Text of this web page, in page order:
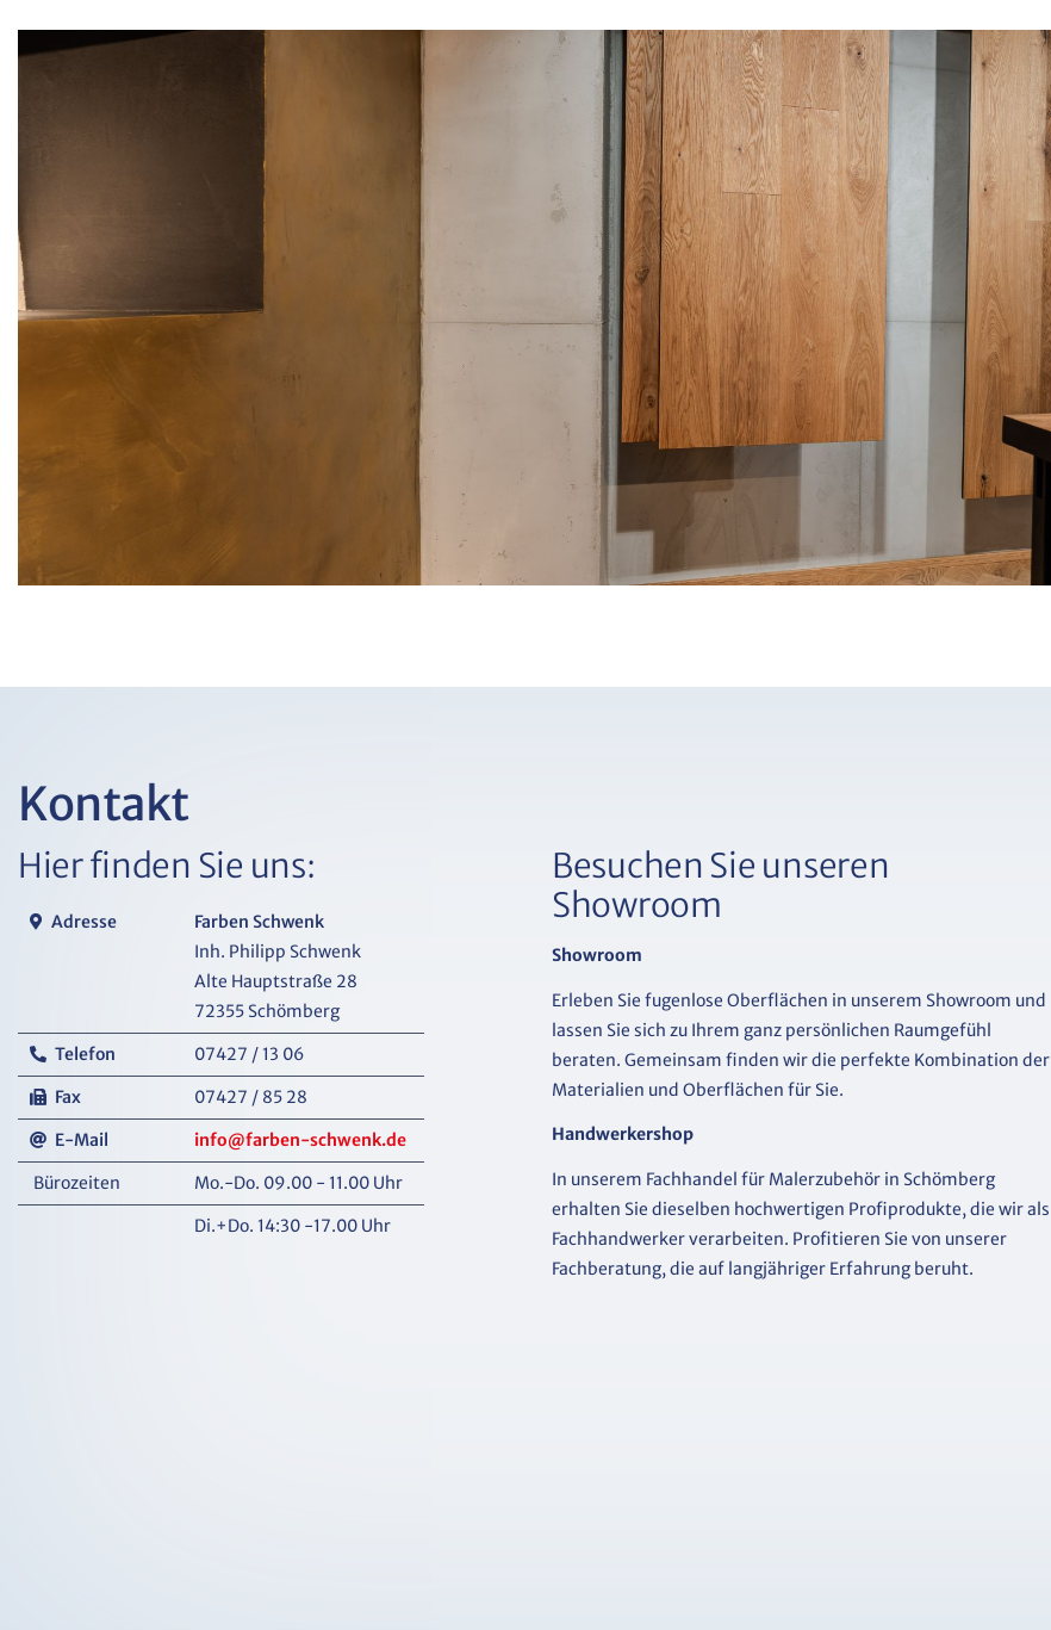
Kontakt
Hier finden Sie uns:
Adresse
Farben Schwenk
Inh. Philipp Schwenk
Alte Hauptstraße 28
72355 Schömberg
Telefon
07427 / 13 06
Fax
07427 / 85 28
E-Mail
info@farben-schwenk.de
Bürozeiten
Mo.-Do. 09.00 - 11.00 Uhr
Di.+Do. 14:30 -17.00 Uhr
Besuchen Sie unseren
Showroom
Showroom
Erleben Sie fugenlose Oberflächen in unserem Showroom und
lassen Sie sich zu Ihrem ganz persönlichen Raumgefühl
beraten. Gemeinsam finden wir die perfekte Kombination der
Materialien und Oberflächen für Sie.
Handwerkershop
In unserem Fachhandel für Malerzubehör in Schömberg
erhalten Sie dieselben hochwertigen Profiprodukte, die wir als
Fachhandwerker verarbeiten. Profitieren Sie von unserer
Fachberatung, die auf langjähriger Erfahrung beruht.